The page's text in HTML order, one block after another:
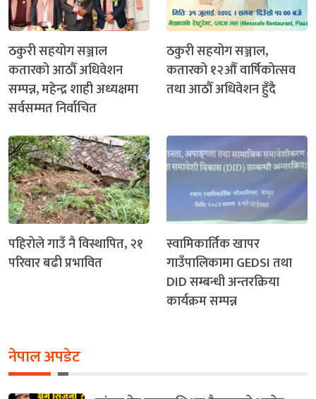
ठकुरी सहयोग सञ्जाल
कतारको आठौँ अधिवेशन
सम्पन्न, महेन्द्र शाही अध्यक्षमा
सर्वसम्मत निर्वाचित
ठकुरी सहयोग सञ्जाल,
कतारको १२औँ वार्षिकोत्सव
तथा आठौँ अधिवेशन हुँदै
पहिरोले गाउँ नै विस्थापित, २१
परिवार बढी प्रभावित
स्वामिकार्तिक खापर
गाउँपालिकामा GEDSI तथा
DID सम्बन्धी अन्तरक्रिया
कार्यक्रम सम्पन्न
नेपाल अपडेट